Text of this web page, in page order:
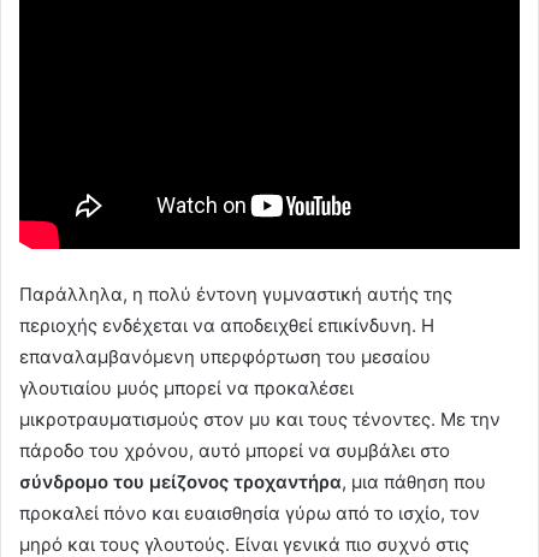
Παράλληλα, η πολύ έντονη γυμναστική αυτής της
περιοχής ενδέχεται να αποδειχθεί επικίνδυνη. Η
επαναλαμβανόμενη υπερφόρτωση του μεσαίου
γλουτιαίου μυός μπορεί να προκαλέσει
μικροτραυματισμούς στον μυ και τους τένοντες. Με την
πάροδο του χρόνου, αυτό μπορεί να συμβάλει στο
σύνδρομο του μείζονος τροχαντήρα, μια πάθηση που
προκαλεί πόνο και ευαισθησία γύρω από το ισχίο, τον
μηρό και τους γλουτούς. Είναι γενικά πιο συχνό στις